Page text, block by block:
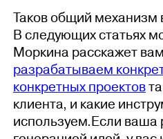
Таков общий механизм
В следующих статьях
Моркина расскажет
разрабатываем
конкретных проектов
клиента, и какие
используем.Если ваша